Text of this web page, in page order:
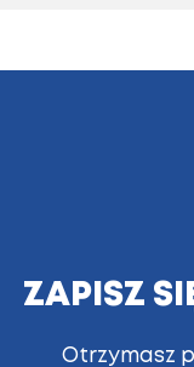
ZAPISZ
Otrzymasz